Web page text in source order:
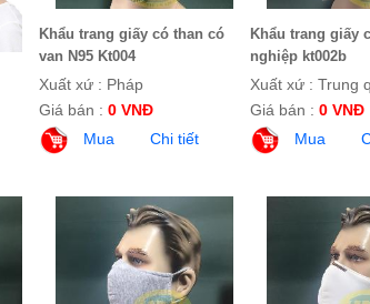
Khẩu trang giấy có than có
van N95 Kt004
Xuất xứ : Pháp
Giá bán : 0 VNĐ
Mua
Chi tiết
Khẩu trang giấy
nghiệp kt002b
Xuất xứ : Trung
Giá bán : 0 VNĐ
Mua